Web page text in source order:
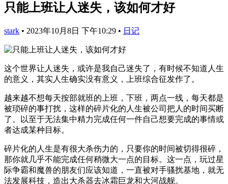
只能上班让人迷失，该如何才好
stark • 2023年10月8日 下午10:29 • 日记
这个世界让人迷失，或许是我自己迷失了，有时候不知道人生
的意义，其实人生确实没有意义，上班综合征发作了。
越来越不想每天按部就班的上班，下班，两点一线，每天都是
被琐碎的事打扰，这样的碎片化的人生被公司把人的时间买断
了。以至于无法集中精力完成任何一件自己想要完成的事情或
者达成某种目标。
碎片化的人生是有很大杀伤力的，只要你的时间被切得很碎，
那你就几乎不能完成任何稍微大一点的目标。这一点，玩过星
际争霸和魔兽的朋友们应该知道，一直被对手骚扰基地，就无
法发展科技，造出大杀器去冰霜巨龙和大河战舰。